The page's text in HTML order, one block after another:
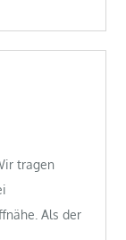
tragen
Als der